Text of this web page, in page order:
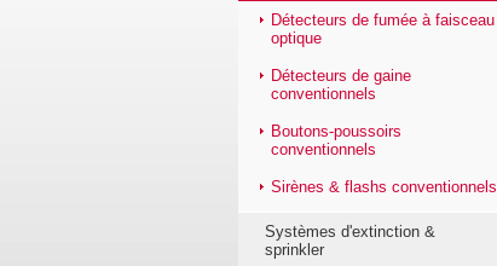
Détecteurs de fumée à faisceau
optique
Détecteurs de gaine
conventionnels
Boutons-poussoirs
conventionnels
Sirènes & flashs conventionnels
Systèmes d'extinction &
sprinkler